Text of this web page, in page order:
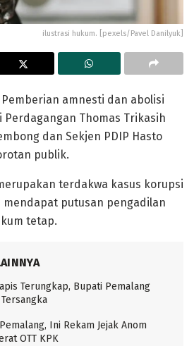
ilustrasi hukum. [pexels/Pavel Danilyuk]
Pemberian amnesti dan abolisi
Thomas Trikasih
dan Sekjen PDIP Hasto
publik.
terdakwa kasus korupsi
mendapat putusan pengadilan
tetap.
Terungkap, Bupati Pemalang
Ini Rekam Jejak Anom
OTT KPK